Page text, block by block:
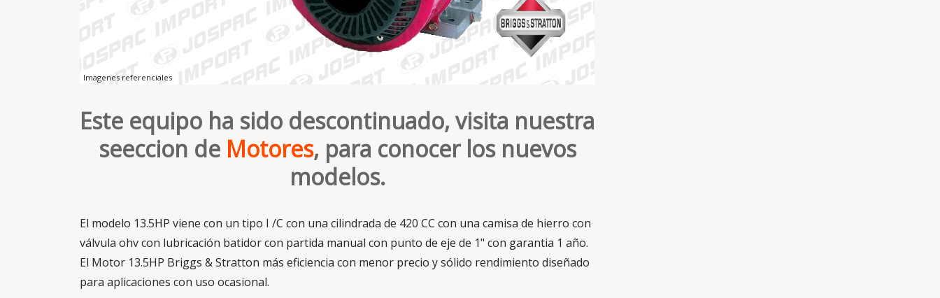
Imagenes referenciales
Este equipo ha sido descontinuado, visita nuestra
seeccion de Motores, para conocer los nuevos
modelos.
El modelo 13.5HP viene con un tipo I /C con una cilindrada de 420 CC con una camisa de hierro con
válvula ohv con lubricación batidor con partida manual con punto de eje de 1" con garantia 1 año.
El Motor 13.5HP Briggs & Stratton más eficiencia con menor precio y sólido rendimiento diseñado
para aplicaciones con uso ocasional.